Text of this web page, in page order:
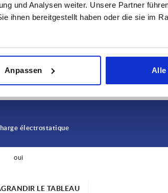
und Analysen weiter. Unsere Partner
ihnen bereitgestellt haben oder die sie im
Anpassen Alle
LE TABLEAU
La date
finalisation de
électrostatique
oui
LE TABLEAU